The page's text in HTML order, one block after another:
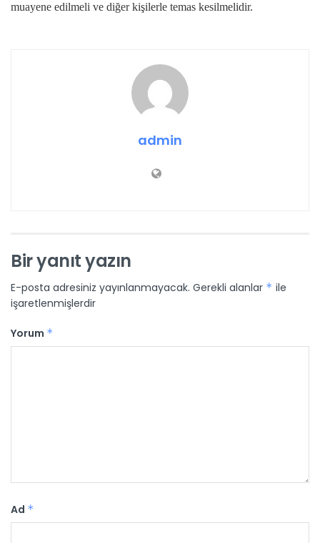
muayene edilmeli ve diğer kişilerle temas kesilmelidir.
admin
Bir yanıt yazın
E-posta adresiniz yayınlanmayacak. Gerekli alanlar * ile
işaretlenmişlerdir
Yorum *
Ad *